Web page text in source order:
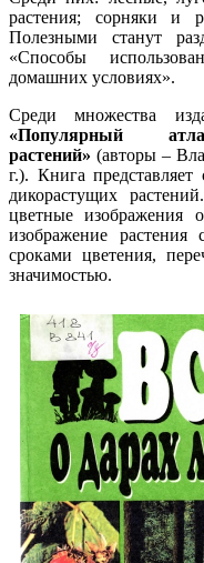
растения; сорняки и
Полезными станут
«Способы
домашних условиях».
Среди множества
«Популярный
растений» (авторы –
г.). Книга представляет
дикорастущих
цветные изображения
изображение растения
сроками цветения,
значимостью.